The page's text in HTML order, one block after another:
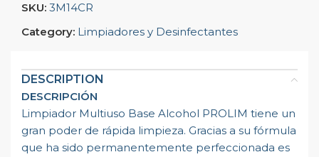
SKU: 3M14CR
Category: Limpiadores y Desinfectantes
DESCRIPTION
DESCRIPCIÓN
Limpiador Multiuso Base Alcohol PROLIM tiene un
gran poder de rápida limpieza. Gracias a su fórmula
que ha sido permanentemente perfeccionada es